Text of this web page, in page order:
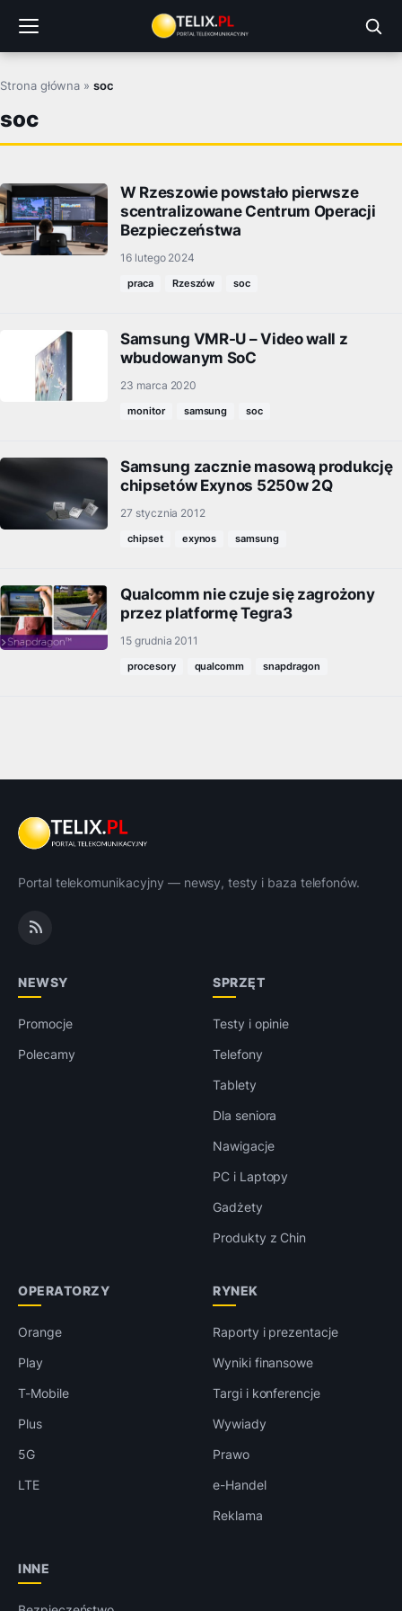
treści
Strona główna »soc
soc
W Rzeszowie powstało pierwsze
scentralizowane Centrum Operacji
Bezpieczeństwa
16 lutego 2024
praca Rzeszów soc
Samsung VMR-U – Video wall z
wbudowanym SoC
23 marca 2020
monitor samsung soc
Samsung zacznie masową produkcję
chipsetów Exynos 5250w 2Q
27 stycznia 2012
chipset exynos samsung
Qualcomm nie czuje się zagrożony
przez platformę Tegra3
15 grudnia 2011
procesory qualcomm snapdragon
Portal telekomunikacyjny — newsy, testy i baza telefonów.
NEWSY
Promocje
Polecamy
SPRZĘT
Testy i opinie
Telefony
Tablety
Dla seniora
Nawigacje
PC i Laptopy
Gadżety
Produkty z Chin
OPERATORZY
Orange
Play
T-Mobile
Plus
5G
LTE
RYNEK
Raporty i prezentacje
Wyniki finansowe
Targi i konferencje
Wywiady
Prawo
e-Handel
Reklama
INNE